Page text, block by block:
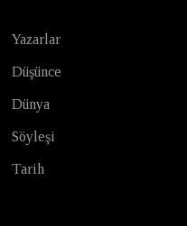
Yazarlar
Düşünce
Dünya
Söyleşi
Tarih